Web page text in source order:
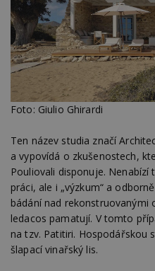
Foto: Giulio Ghirardi
Ten název studia značí
a vypovídá o zkušenostech,
Pouliovali disponuje.
práci, ale i „výzkum“ a
bádání nad rekonstruovanými
ledacos pamatují. V tomto
na tzv. Patitiri. Hospodářskou
šlapací vinařský lis.